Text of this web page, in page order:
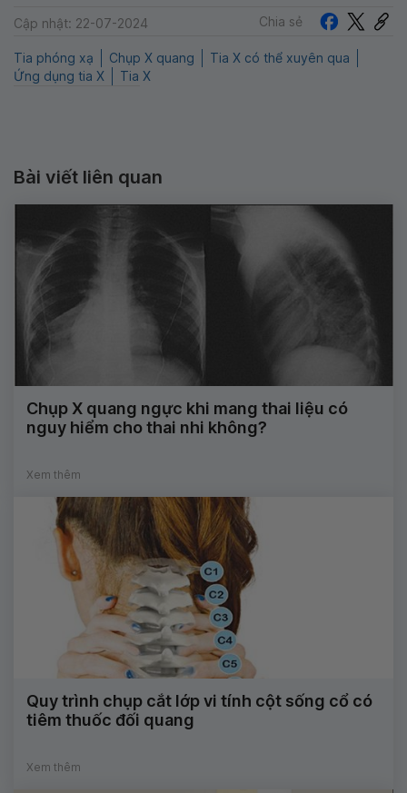
Cập nhật: 22-07-2024 Chia sẻ
Tia phóng xạ Chụp X quang
Tia X có thể xuyên qua
Ứng dụng tia X
Tia X
Bài viết liên quan
Chụp X quang ngực khi mang thai liệu có
nguy hiểm cho thai nhi không?
Xem thêm
Quy trình chụp cắt lớp vi tính cột sống cổ có
tiêm thuốc đối quang
Xem thêm